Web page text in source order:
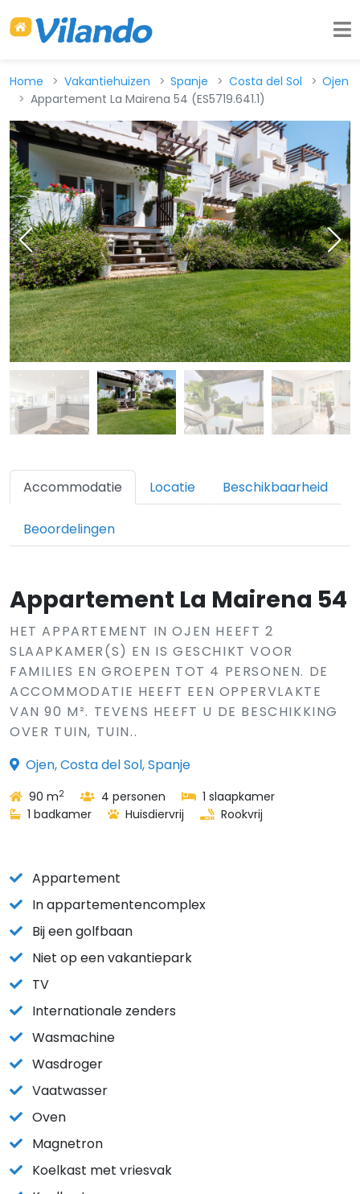
Home Vakantiehuizen Spanje Costa del Sol
Ojen
Appartement La Mairena 54 (ES5719.641.1)
Accommodatie Locatie Beschikbaarheid
Beoordelingen
Appartement La Mairena 54
HET APPARTEMENT IN OJEN HEEFT 2
SLAAPKAMER(S) EN IS GESCHIKT VOOR
FAMILIES EN GROEPEN TOT 4 PERSONEN. DE
ACCOMMODATIE HEEFT EEN OPPERVLAKTE
VAN 90 M². TEVENS HEEFT U DE BESCHIKKING
OVER TUIN, TUIN..
Ojen, Costa del Sol, Spanje
90 m2 4 personen
1 slaapkamer
1 badkamer
Huisdiervrij Rookvrij
Appartement
In appartementencomplex
Bij een golfbaan
Niet op een vakantiepark
TV
Internationale zenders
Wasmachine
Wasdroger
Vaatwasser
Oven
Magnetron
Koelkast met vriesvak